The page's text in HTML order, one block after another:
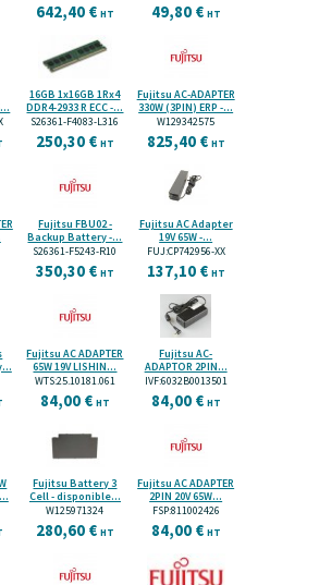
642,40 € HT 49,80 € HT
16GB 1x16GB 1Rx4
DDR4-2933 R ECC -...
S26361-F4083-L316
250,30 € HT
Fujitsu AC-ADAPTER
330W (3PIN) ERP -...
W129342575
825,40 € HT
Fujitsu FBU02 -
Backup Battery -...
S26361-F5243-R10
350,30 € HT
Fujitsu AC Adapter
19V 65W -...
FUJ:CP742956-XX
137,10 € HT
Fujitsu AC ADAPTER
65W 19V LISHIN...
WTS:25.10181.061
84,00 € HT
Fujitsu AC-
ADAPTOR 2PIN...
IVF:6032B0013501
84,00 € HT
Fujitsu Battery 3
Cell - disponible...
W125971324
280,60 € HT
Fujitsu AC ADAPTER
2PIN 20V 65W...
FSP:811002426
84,00 € HT